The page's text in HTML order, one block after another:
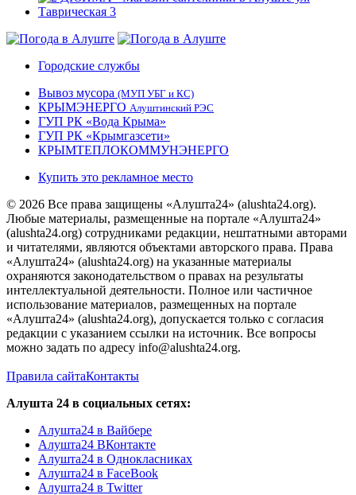
Городские службы
Вывоз мусора (МУП УБГ и КС)
КРЫМЭНЕРГО Алуштинский РЭС
ГУП РК «Вода Крыма»
ГУП РК «Крымгазсети»
КРЫМТЕПЛОКОММУНЭНЕРГО
Купить это рекламное место
© 2026 Все права защищены «Алушта24» (alushta24.org).
Любые материалы, размещенные на портале «Алушта24»
(alushta24.org) сотрудниками редакции, нештатными авторами
и читателями, являются объектами авторского права. Права
«Алушта24» (alushta24.org) на указанные материалы
охраняются законодательством о правах на результаты
интеллектуальной деятельности. Полное или частичное
использование материалов, размещенных на портале
«Алушта24» (alushta24.org), допускается только с согласия
редакции с указанием ссылки на источник. Все вопросы
можно задать по адресу info@alushta24.org.
Правила сайтаКонтакты
Алушта 24 в социальных сетях:
Алушта24 в Вайбере
Алушта24 ВКонтакте
Алушта24 в Однокласниках
Алушта24 в FaceBook
Алушта24 в Twitter